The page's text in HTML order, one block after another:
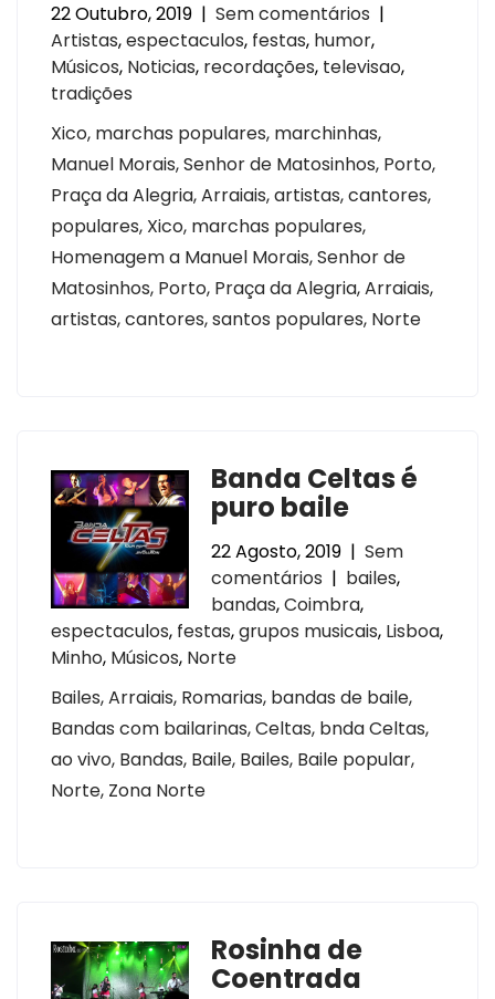
22 Outubro, 2019 | Sem comentários |
Artistas,espectaculos, festas, humor,
Músicos, Noticias, recordações, televisao,
tradições
Xico, marchas populares, marchinhas,
Manuel Morais, Senhor de Matosinhos, Porto,
Praça da Alegria, Arraiais, artistas, cantores,
populares, Xico, marchas populares,
Homenagem a Manuel Morais, Senhor de
Matosinhos, Porto, Praça da Alegria, Arraiais,
artistas, cantores, santos populares, Norte
Banda Celtas é
puro baile
22 Agosto, 2019 | Sem
comentários | bailes,
bandas,Coimbra,
espectaculos, festas,grupos musicais, Lisboa,
Minho, Músicos, Norte
Bailes, Arraiais, Romarias, bandas de baile,
Bandas com bailarinas, Celtas, bnda Celtas,
ao vivo, Bandas, Baile, Bailes, Baile popular,
Norte, Zona Norte
Rosinha de
Coentrada